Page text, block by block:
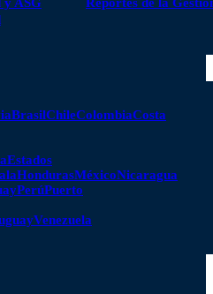
BrasilChileColombiaCosta
Estados
HondurasMéxicoNicaragua
PerúPuerto
Venezuela